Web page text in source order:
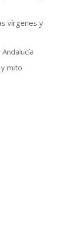
vírgenes y
mito